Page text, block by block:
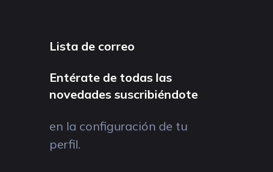
Lista de correo
Entérate de todas las
novedades suscribiéndote
en la configuración de tu
perfil.